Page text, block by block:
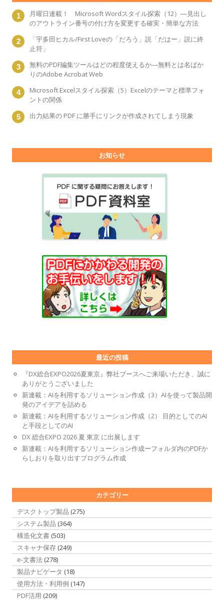
月曜日連載！ Microsoft Wordスタイル探索（12）―見出し
のアウトライン番号の付け方を変更する確実・簡単な方法
「宇多田ヒカル/First Loveの「だろう」説「だはー」説に終
止符」
無料のPDF編集ツールはどの程度使えるか―無料とは名ばか
りのAdobe Acrobat Web
Microsoft Excelスタイル探索（5）Excelのテーマと標準フォ
ントの関係
出力結果の PDF に勝手にリンクが作成されてしまう現象
お知らせ
最近の投稿
『DX総合EXPO2026夏東京』弊社ブースへご来場いただき、誠に
ありがとうございました
新連載：AIを利用するソリューション作成（3）AIを使って製品開
発のアイデアを詰める
新連載：AIを利用するソリューション作成（2） 目的としてのAI
と手段としてのAI
DX 総合EXPO 2026 夏 東京 に出展します
新連載：AIを利用するソリューション作成ーフォルダ内のPDFか
らしおりを取り出すプログラム作成
カテゴリー
デスクトップ製品 (275)
システム製品 (364)
構造化文書 (503)
スキャナ保存 (249)
e-文書法 (278)
製品ナビゲータ (18)
使用方法・利用例 (147)
PDF活用 (209)